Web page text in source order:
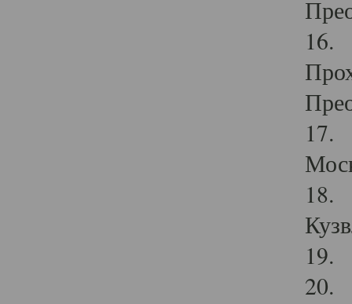
16.
17.
18.
19.
20.